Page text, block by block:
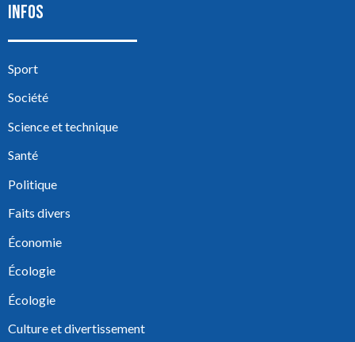
INFOS
Sport
Société
Science et technique
Santé
Politique
Faits divers
Économie
Écologie
Écologie
Culture et divertissement